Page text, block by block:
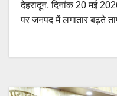
देहरादून, दिनांक 20 मई
पर जनपद में लगातार बढ़ते